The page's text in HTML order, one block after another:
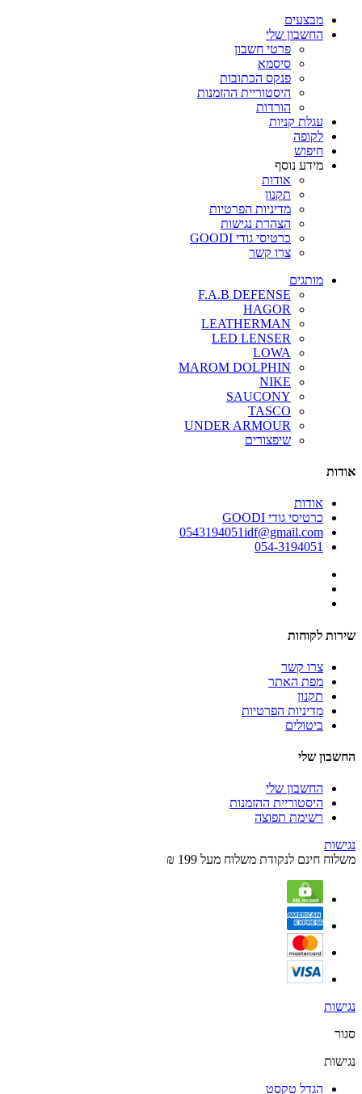
מבצעים
החשבון שלי
פרטי חשבון
סיסמא
פנקס הכתובות
היסטוריית ההזמנות
הורדות
עגלת קניות
לקופה
חיפוש
מידע נוסף
אודות
תקנון
מדיניות הפרטיות
הצהרת נגישות
כרטיסי גודי GOODI
צרו קשר
מותגים
F.A.B DEFENSE
HAGOR
LEATHERMAN
LED LENSER
LOWA
MAROM DOLPHIN
NIKE
SAUCONY
TASCO
UNDER ARMOUR
שיפצורים
אודות
אודות
כרטיסי גודי GOODI
0543194051idf@gmail.com
054-3194051
שירות לקוחות
צרו קשר
מפת האתר
תקנון
מדיניות הפרטיות
ביטולים
החשבון שלי
החשבון שלי
היסטוריית ההזמנות
רשימת תפוצה
נגישות
משלוח חינם לנקודת משלוח מעל 199 ₪
נגישות
סגור
נגישות
הגדל טקסט